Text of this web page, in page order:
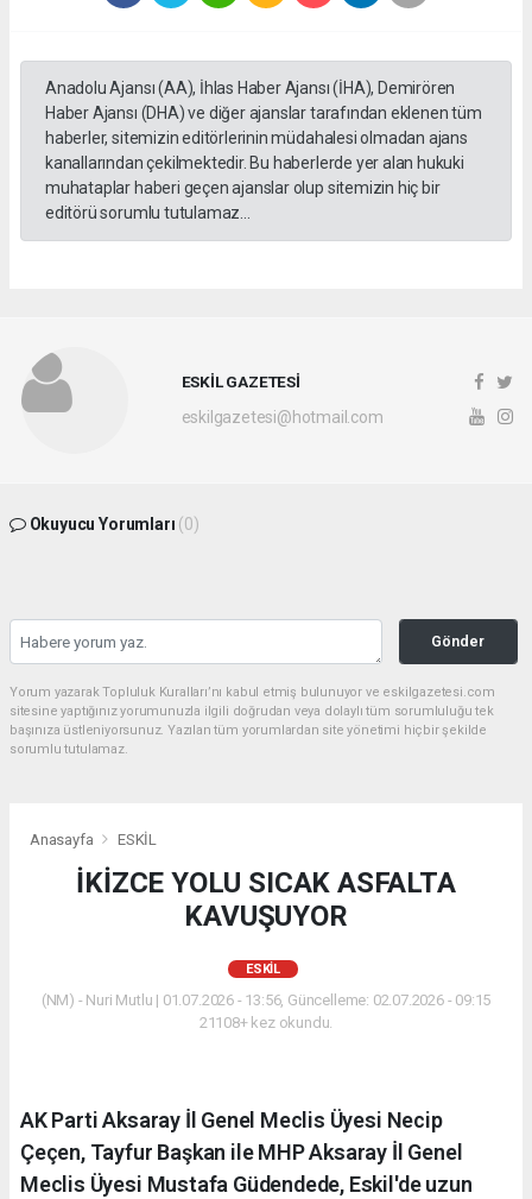
Anadolu Ajansı (AA), İhlas Haber Ajansı (İHA), Demirören
Haber Ajansı (DHA) ve diğer ajanslar tarafından eklenen tüm
haberler, sitemizin editörlerinin müdahalesi olmadan ajans
kanallarından çekilmektedir. Bu haberlerde yer alan hukuki
muhataplar haberi geçen ajanslar olup sitemizin hiç bir
editörü sorumlu tutulamaz...
ESKİL GAZETESİ
eskilgazetesi@hotmail.com
Okuyucu Yorumları (0)
Gönder
Yorum yazarak Topluluk Kuralları’nı kabul etmiş bulunuyor ve eskilgazetesi.com
sitesine yaptığınız yorumunuzla ilgili doğrudan veya dolaylı tüm sorumluluğu tek
başınıza üstleniyorsunuz. Yazılan tüm yorumlardan site yönetimi hiçbir şekilde
sorumlu tutulamaz.
Anasayfa ESKİL
İKİZCE YOLU SICAK ASFALTA
KAVUŞUYOR
ESKİL
(NM) - Nuri Mutlu | 01.07.2026 - 13:56, Güncelleme: 02.07.2026 - 09:15
21108+ kez okundu.
AK Parti Aksaray İl Genel Meclis Üyesi Necip
Çeçen, Tayfur Başkan ile MHP Aksaray İl Genel
Meclis Üyesi Mustafa Güdendede, Eskil'de uzun